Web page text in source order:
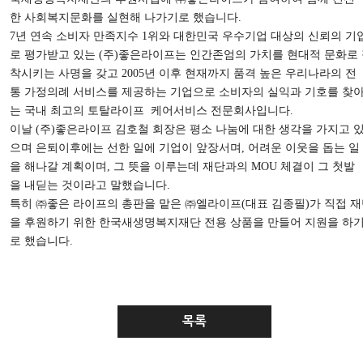
한 사회복지문화를 실현해 나가기로 했습니다.
7년 연속 소비자 만족지수 1위와 대한민국 우수기업 대상의 신뢰의 기
로 평가받고 있는 (주)좋은라이프는 인간존엄의 가치를 현대적 문화로
착시키는 사명을 갖고 2005년 이후 현재까지 품격 높은 우리나라의 전
통 가정의례 서비스를 제공하는 기업으로 소비자의 실익과 기호를 찾
는 국내 최고의 토탈라이프 케어서비스 전문회사입니다.
이날 (주)좋은라이프 김호철 회장은 평소 나눔에 대한 생각을 가지고
으며 은퇴이후에는 선한 일에 기업이 앞장서며, 어려운 이웃을 돕는 일
을 해나갈 계획이며, 그 뜻을 이루는데 재단과의 MOU 체결이 그 첫발
을 내딛는 것이라고 말했습니다.
특히 ㈜좋은 라이프의 총판을 맡은 ㈜엘라이프(대표 김종필)가 직접
을 후원하기 위한 한국새생명복지재단 전용 상품을 만들어 지원을 하
로 했습니다.
목록